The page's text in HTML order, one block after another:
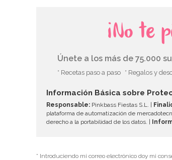
¡No te
Únete a los más de 75.000
* Recetas paso a paso * Regalos y
Información Básica sobre
Responsable: Pinkbass Fiestas S.L. |
plataforma de automatización de
derecho a la portabilidad de los datos. |
* Introduciendo mi correo electrónico doy mi